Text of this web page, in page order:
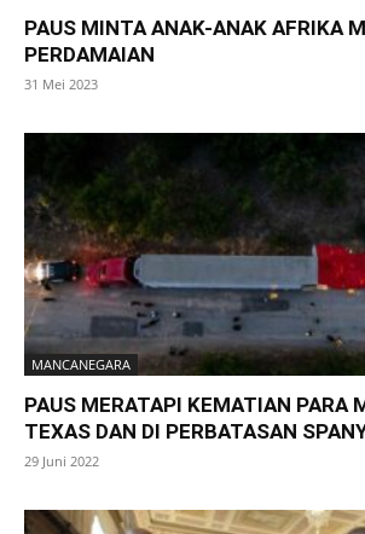
PAUS MINTA ANAK-ANAK AFRIKA
PERDAMAIAN
31 Mei 2023
MANCANEGARA
PAUS MERATAPI KEMATIAN PARA
TEXAS DAN DI PERBATASAN
29 Juni 2022